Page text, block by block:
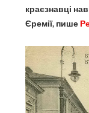
краєзнавці
Єремії, пише